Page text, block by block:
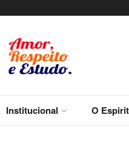
Institucional O